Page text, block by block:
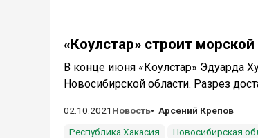
«Коулстар» строит
В конце июня «Коулстар» Эдуарда
Новосибирской области. Разрез
02.10.2021 Новость
Арсений Крепов
Республика Хакасия
Новосибирская